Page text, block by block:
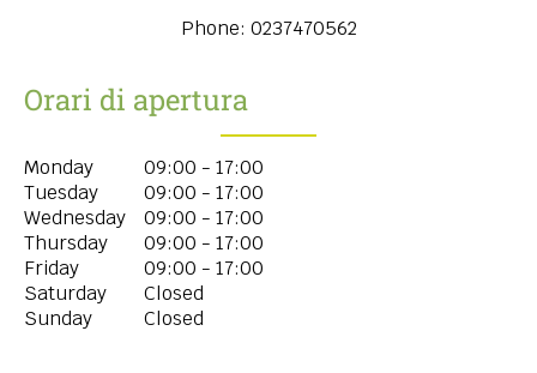
Phone: 0237470562
Orari di apertura
Monday
09:00 - 17:00
Tuesday
09:00 - 17:00
Wednesday
09:00 - 17:00
Thursday
09:00 - 17:00
Friday
09:00 - 17:00
Saturday
Closed
Sunday
Closed